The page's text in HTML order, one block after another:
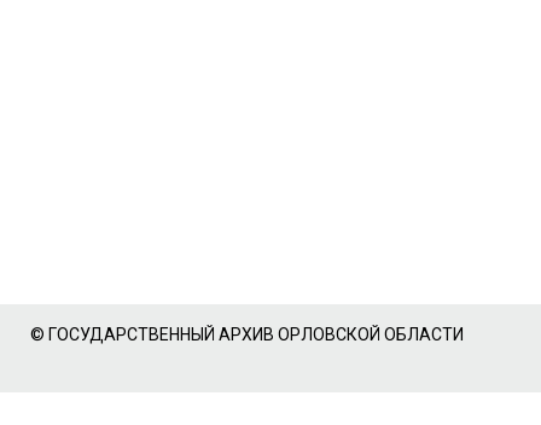
© ГОСУДАРСТВЕННЫЙ АРХИВ ОРЛОВСКОЙ ОБЛАСТИ